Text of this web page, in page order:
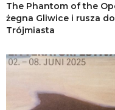
The Phantom of the
żegna Gliwice i rusza do
Trójmiasta